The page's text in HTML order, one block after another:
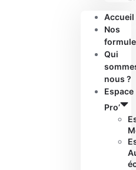
Accueil
Nos
Qui
nous ?
Espace
Pro’